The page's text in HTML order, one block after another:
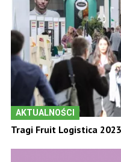
AKTUALNOŚCI
Tragi Fruit Logistica